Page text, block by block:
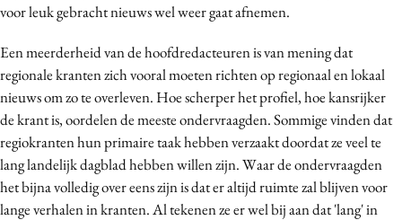
Gedragsverandering
Influencer marketing
Interne communicatie
Martech
Media
Merkstrategie
PR
Programmatic
voor leuk gebracht nieuws wel weer gaat afnemen.
Een meerderheid van de hoofdredacteuren is van mening dat
regionale kranten zich vooral moeten richten op regionaal en lokaal
nieuws om zo te overleven. Hoe scherper het profiel, hoe kansrijker
de krant is, oordelen de meeste ondervraagden. Sommige vinden dat
regiokranten hun primaire taak hebben verzaakt doordat ze veel te
lang landelijk dagblad hebben willen zijn. Waar de ondervraagden
het bijna volledig over eens zijn is dat er altijd ruimte zal blijven voor
lange verhalen in kranten. Al tekenen ze er wel bij aan dat 'lang' in